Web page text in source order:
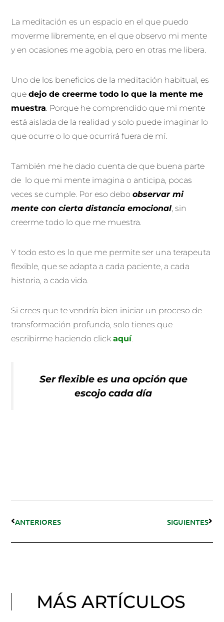
La meditación es un espacio en el que puedo
moverme libremente, en el que observo mi mente
y en ocasiones me agobia, pero en otras me libera.
Uno de los beneficios de la meditación habitual, es
quedejo de creerme todo lo que la mente me
muestra. Porque he comprendido que mi mente
está aislada de la realidad y solo puede imaginar lo
que ocurre o lo que ocurrirá fuera de mí.
También me he dado cuenta de que buena parte
de lo que mi mente imagina o anticipa, pocas
veces se cumple. Por eso deboobservar mi
mente con cierta distancia emocional, sin
creerme todo lo que me muestra.
Y todo esto es lo que me permite ser una terapeuta
flexible, que se adapta a cada paciente, a cada
historia, a cada vida.
Si crees que te vendría bien iniciar un proceso de
transformación profunda, solo tienes que
escribirme haciendo clickaquí.
Ser flexible es una opción que
escojo cada día
ANTERIORES SIGUIENTES
MÁS ARTÍCULOS